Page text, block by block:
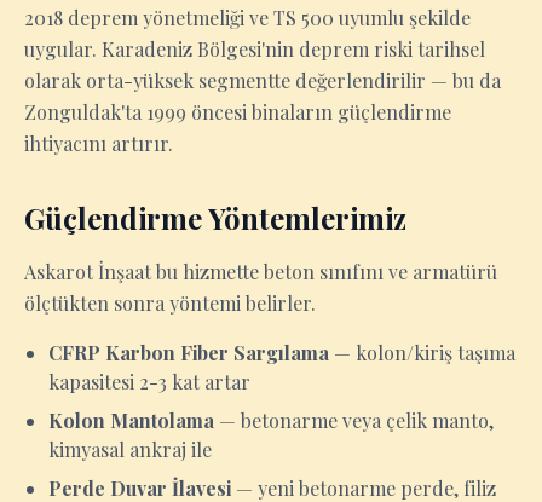
2018 deprem yönetmeliği ve TS 500 uyumlu şekilde
uygular. Karadeniz Bölgesi'nin deprem riski tarihsel
olarak orta-yüksek segmentte değerlendirilir — bu da
Zonguldak'ta 1999 öncesi binaların güçlendirme
ihtiyacını artırır.
Güçlendirme Yöntemlerimiz
Askarot İnşaat bu hizmette beton sınıfını ve armatürü
ölçtükten sonra yöntemi belirler.
CFRP Karbon Fiber Sargılama — kolon/kiriş taşıma
kapasitesi 2-3 kat artar
Kolon Mantolama — betonarme veya çelik manto,
kimyasal ankraj ile
Perde Duvar İlavesi — yeni betonarme perde, filiz